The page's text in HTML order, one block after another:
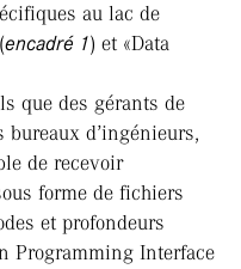
au lac de
encadré 1) et «Data
que des gérants de
bureaux d’ingénieurs,
de recevoir
forme de fichiers
et profondeurs
Programming Interface